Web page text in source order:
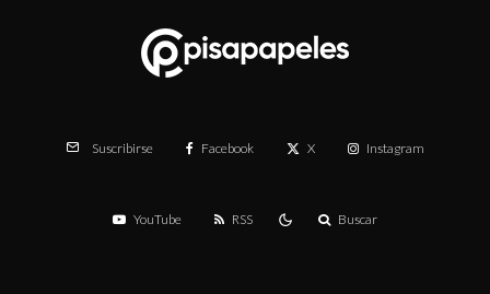
Suscribirse Facebook X Instagram
YouTube RSS Buscar